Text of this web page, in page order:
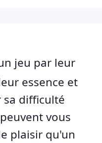
jeu par leur
essence et
sa difficulté
vous
plaisir qu'un